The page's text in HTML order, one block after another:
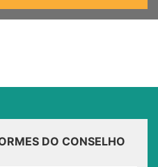
DO CONSELHO